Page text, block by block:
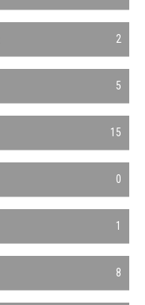
2
5
15
0
1
8